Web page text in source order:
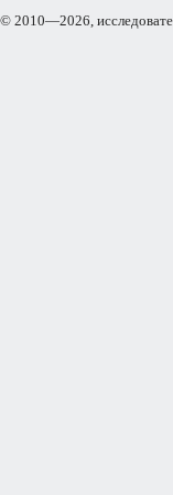
© 2010—2026,